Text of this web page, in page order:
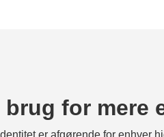
brug for mere
er afgørende for enhver